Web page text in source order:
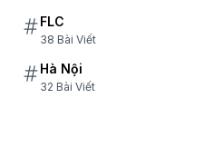
FLC
38 Bài Viết
Hà Nội
32 Bài Viết